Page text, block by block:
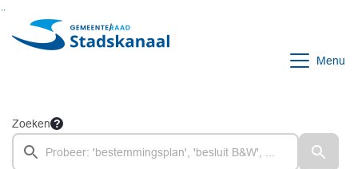
Ga naar de inhoud van deze pagina
Ga naar het zoeken
Ga naar het menu
Menu
Zoeken